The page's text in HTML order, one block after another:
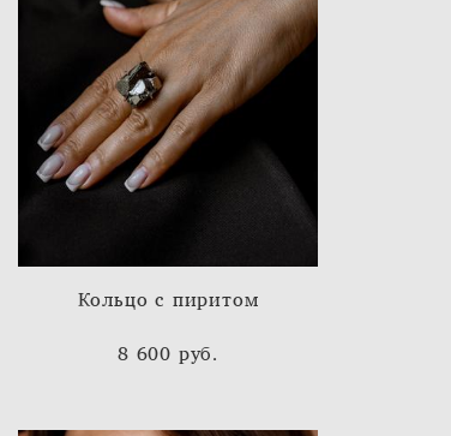
Кольцо с пиритом
8 600 pуб.